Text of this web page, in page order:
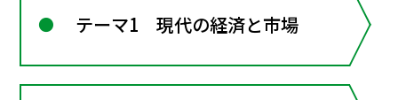
テーマ1 現代の経済と市場